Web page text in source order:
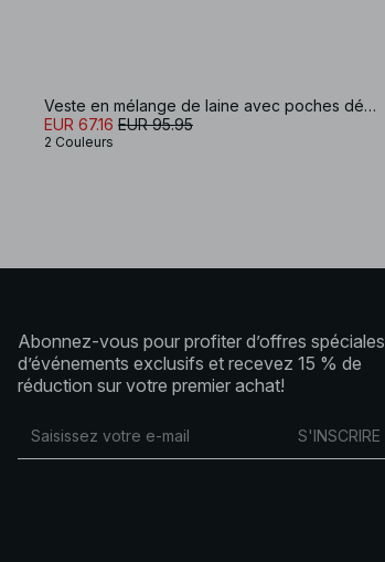
Veste en mélange de laine avec poches détaillées
EUR 67.16 EUR 95.95
2 Couleurs
Abonnez-vous pour profiter d’offres spéciales,
d’événements exclusifs et recevez 15 % de
réduction sur votre premier achat!
S'INSCRIRE